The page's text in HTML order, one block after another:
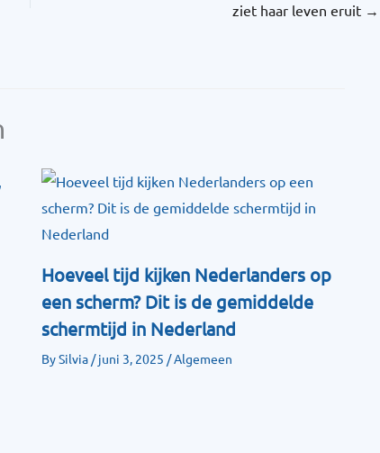
ziet haar leven eruit →
Hoeveel tijd kijken Nederlanders op
een scherm? Dit is de gemiddelde
schermtijd in Nederland
BySilvia /juni 3, 2025 /Algemeen